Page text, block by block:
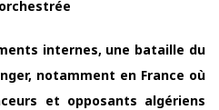
internes, une bataille du
notamment en France où
et opposants algériens